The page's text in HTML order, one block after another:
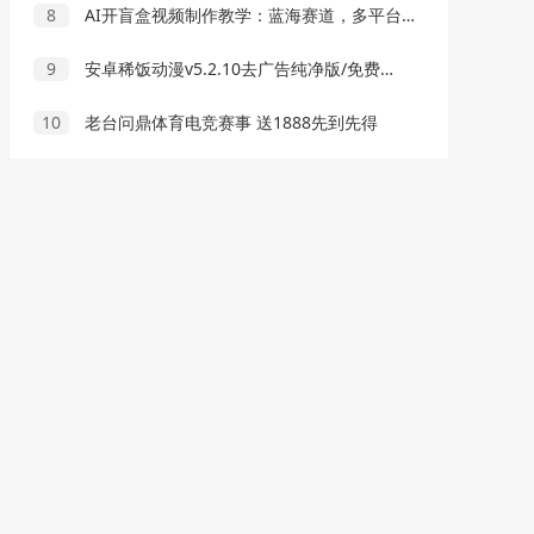
8 AI开盲盒视频制作教学：蓝海赛道，多平台撸分成，轻松打造10W+爆款
9 安卓稀饭动漫v5.2.10去广告纯净版/免费动漫追番
10 老台问鼎体育电竞赛事 送1888先到先得